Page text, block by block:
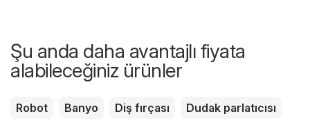
Şu anda daha avantajlı fiyata
alabileceğiniz ürünler
Robot Banyo Diş fırçası Dudak parlatıcısı